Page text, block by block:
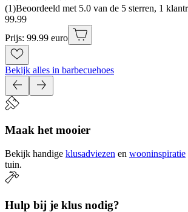
(1)Beoordeeld met 5.0 van de 5 sterren, 1
99.99
Prijs: 99.99 euro
Bekijk alles in barbecuehoes
Maak het mooier
Bekijk handige klusadviezen en wooninspiratie
tuin.
Hulp bij je klus nodig?